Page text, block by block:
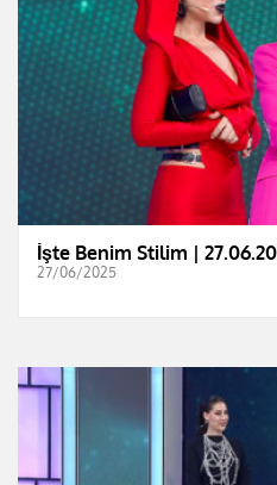
İşte Benim Stilim |
27/06/2025